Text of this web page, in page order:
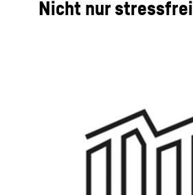
Nicht nur stressfrei